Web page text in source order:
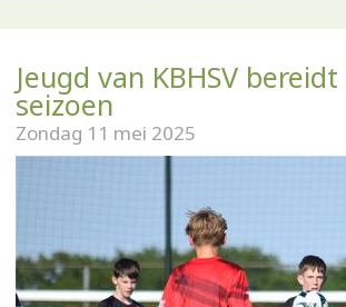
Jeugd van KBHSV
seizoen
Zondag 11 mei 2025